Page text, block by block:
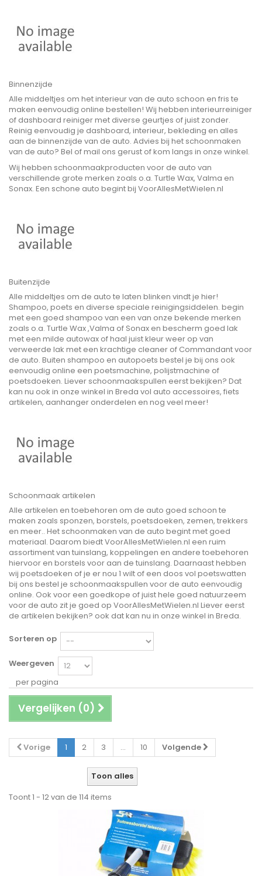
Binnenzijde
Alle middeltjes om het interieur van de auto schoon en fris te
maken eenvoudig online bestellen! Wij hebben interieurreiniger
of dashboard reiniger met diverse geurtjes of juist zonder.
Reinig eenvoudig je dashboard, interieur, bekleding en alles
aan de binnenzijde van de auto. Advies bij het schoonmaken
van de auto? Bel of mail ons gerust of kom langs in onze winkel.
Wij hebben schoonmaakproducten voor de auto van
verschillende grote merken zoals o.a. Turtle Wax, Valma en
Sonax. Een schone auto begint bij VoorAllesMetWielen.nl
Buitenzijde
Alle middeltjes om de auto te laten blinken vindt je hier!
Shampoo, poets en diverse speciale reinigingsiddelen. begin
met een goed shampoo van een van onze bekende merken
zoals o.a. Turtle Wax ,Valma of Sonax en bescherm goed lak
met een milde autowax of haal juist kleur weer op van
verweerde lak met een krachtige cleaner of Commandant voor
de auto. Buiten shampoo en autopoets bestel je bij ons ook
eenvoudig online een poetsmachine, polijstmachine of
poetsdoeken. Liever schoonmaakspullen eerst bekijken? Dat
kan nu ook in onze winkel in Breda vol auto accessoires, fiets
artikelen, aanhanger onderdelen en nog veel meer!
Schoonmaak artikelen
Alle artikelen en toebehoren om de auto goed schoon te
maken zoals sponzen, borstels, poetsdoeken, zemen, trekkers
en meer.. Het schoonmaken van de auto begint met goed
materiaal. Daarom biedt VoorAllesMetWielen.nl een ruim
assortiment van tuinslang, koppelingen en andere toebehoren
hiervoor en borstels voor aan de tuinslang. Daarnaast hebben
wij poetsdoeken of je er nou 1 wilt of een doos vol poetswatten
bij ons bestel je schoonmaakspullen voor de auto eenvoudig
online. Ook voor een goedkope of juist hele goed natuurzeem
voor de auto zit je goed op VoorAllesMetWielen.nl Liever eerst
de artikelen bekijken? ook dat kan nu in onze winkel in Breda.
Sorteren op
Weergeven
per pagina
Vergelijken (0)
Vorige 1 2 3 ... 10 Volgende
Toon alles
Toont 1 - 12 van de 114 items